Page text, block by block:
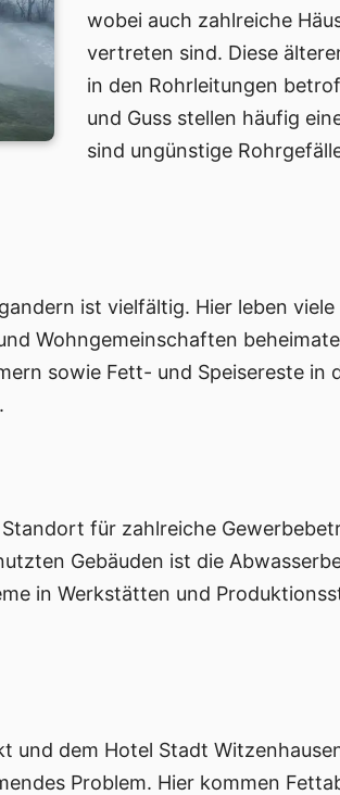
wobei auch zahlreiche
vertreten sind. Diese
in den Rohrleitungen
und Guss stellen häufig
sind ungünstige
ist vielfältig. Hier leben
Wohngemeinschaften
sowie Fett- und Speisereste
für zahlreiche
Gebäuden ist die
in Werkstätten und
und dem Hotel Stadt
Problem. Hier kommen